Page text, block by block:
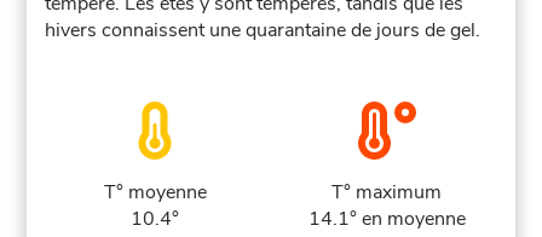
hivers connaissent une quarantaine de jours de gel.
T° moyenne
10.4°
T° maximum
14.1° en moyenne